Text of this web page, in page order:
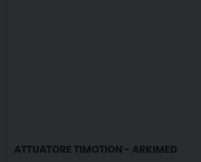
ATTUATORE TIMOTION - ARKIMED